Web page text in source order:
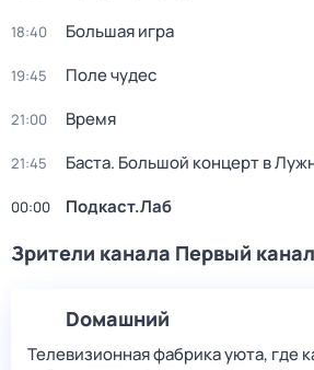
18:40 Большая игра
19:45 Поле чудес
21:00 Время
21:45 Баста. Большой концерт в
00:00 Подкаст.Лаб
Зрители канала Первый
Dомашний
Телевизионная фабрика уюта, где